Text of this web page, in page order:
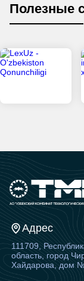
Полезные
Адрес
111709,
область, город
Хайдарова, дом